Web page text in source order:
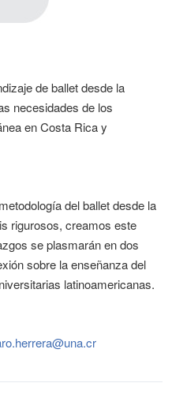
de ballet desde la
necesidades de los
en Costa Rica y
del ballet desde la
rigurosos, creamos este
se plasmarán en dos
sobre la enseñanza del
latinoamericanas.